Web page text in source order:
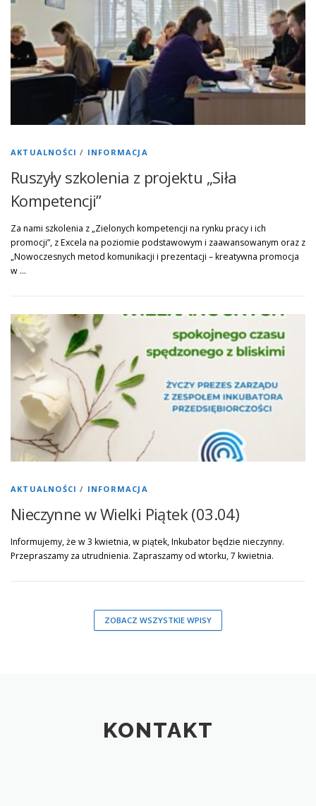
AKTUALNOŚCI / INFORMACJA
Ruszyły szkolenia z projektu „Siła
Kompetencji”
Za nami szkolenia z „Zielonych kompetencji na rynku pracy i ich
promocji”, z Excela na poziomie podstawowym i zaawansowanym oraz z
„Nowoczesnych metod komunikacji i prezentacji – kreatywna promocja
w …
AKTUALNOŚCI / INFORMACJA
Nieczynne w Wielki Piątek (03.04)
Informujemy, że w 3 kwietnia, w piątek, Inkubator będzie nieczynny.
Przepraszamy za utrudnienia. Zapraszamy od wtorku, 7 kwietnia.
ZOBACZ WSZYSTKIE WPISY
KONTAKT